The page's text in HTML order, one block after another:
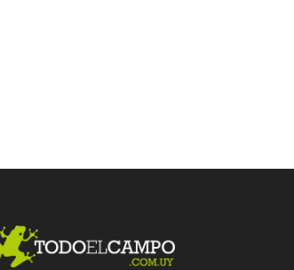
Fac
ebo
Twit
ter